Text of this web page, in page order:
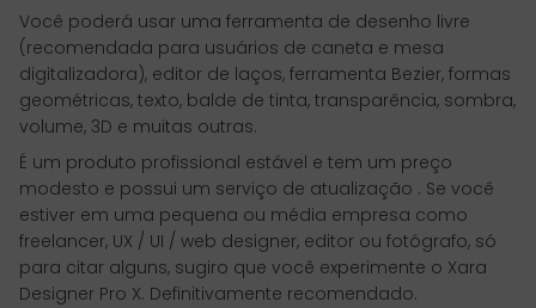
Você poderá usar uma ferramenta de desenho livre
(recomendada para usuários de caneta e mesa
digitalizadora), editor de laços, ferramenta Bezier, formas
geométricas, texto, balde de tinta, transparência, sombra,
volume, 3D e muitas outras.
É um produto profissional estável e tem um preço
modesto e possui um serviço de atualização . Se você
estiver em uma pequena ou média empresa como
freelancer, UX / UI / web designer, editor ou fotógrafo, só
para citar alguns, sugiro que você experimente o Xara
Designer Pro X. Definitivamente recomendado.